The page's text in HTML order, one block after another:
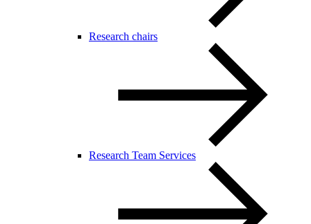
Research chairs
Research Team Services